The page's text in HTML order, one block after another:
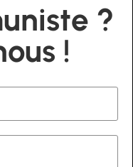
?
!